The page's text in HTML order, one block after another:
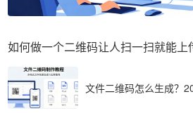
如何做一个二维码让人扫一扫就能上
文件二维码怎么生成？